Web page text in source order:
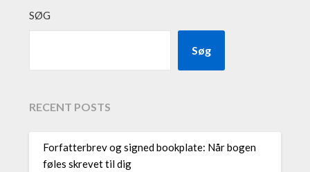
SØG
Søg
RECENT POSTS
Forfatterbrev og signed bookplate: Når bogen
føles skrevet til dig